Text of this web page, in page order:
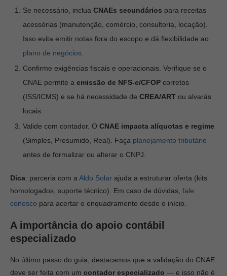
Se necessário, inclua CNAEs secundários para receitas
acessórias (manutenção, comércio, consultoria, locação).
Isso evita emitir notas fora do escopo e dá flexibilidade ao
plano de negócios
Confirme exigências fiscais e operacionais. Verifique se o
CNAE permite a emissão de NFS-e/CFOP corretos
(ISS/ICMS) e se há necessidade de CREA/ART ou alvarás
locais.
Valide com contador. O CNAE impacta alíquotas e regime
(Simples, Presumido, Real). Faça planejamento tributário
antes de formalizar ou alterar o CNPJ.
Dica: parceria com a Aldo Solar ajuda a estruturar oferta (kits
homologados, suporte técnico). Em caso de dúvidas, fale
conosco para acertar o enquadramento desde o início.
A importância do apoio contábil
especializado
No último passo do guia, destacamos que a validação do CNAE
deve ser feita com um contador especializado — e isso não é